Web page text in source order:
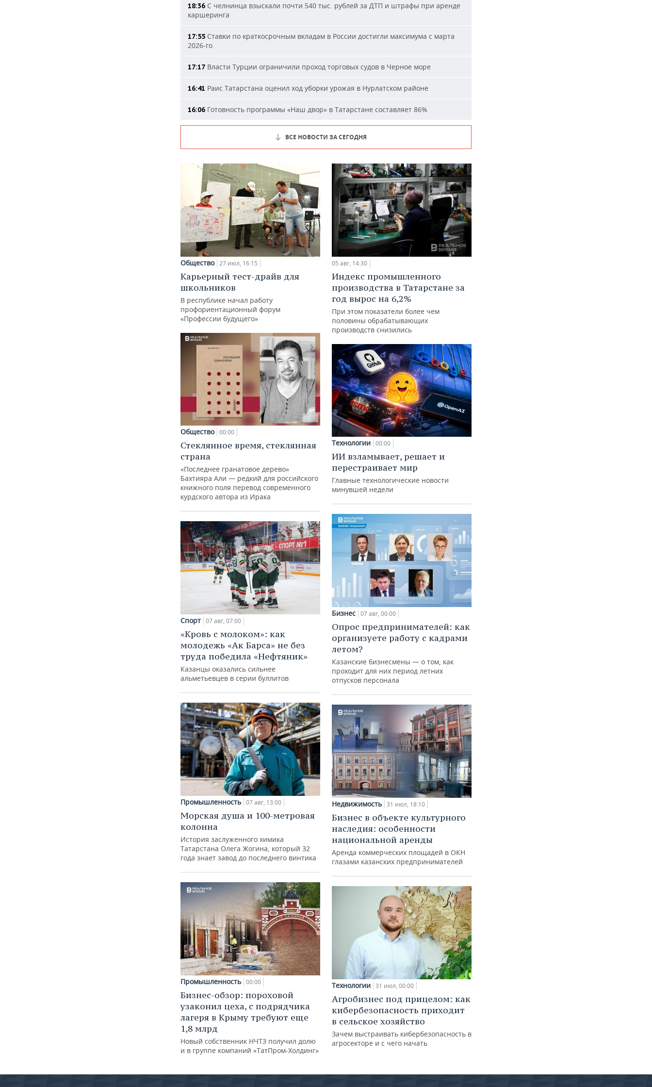
18:36 С челнинца взыскали почти 540 тыс. рублей за ДТП и штрафы при аренде
каршеринга
17:55 Ставки по краткосрочным вкладам в России достигли максимума с марта
2026-го
17:17 Власти Турции ограничили проход торговых судов в Черное море
16:41 Раис Татарстана оценил ход уборки урожая в Нурлатском районе
16:06 Готовность программы «Наш двор» в Татарстане составляет 86%
ВСЕ НОВОСТИ ЗА СЕГОДНЯ
Общество 27 июл, 16:15
Карьерный тест-драйв для
школьников
В республике начал работу
профориентационный форум
«Профессии будущего»
Общество 00:00
Стеклянное время, стеклянная
страна
«Последнее гранатовое дерево»
Бахтияра Али — редкий для российского
книжного поля перевод современного
курдского автора из Ирака
Спорт 07 авг, 07:00
«Кровь с молоком»: как
молодежь «Ак Барса» не без
труда победила «Нефтяник»
Казанцы оказались сильнее
альметьевцев в серии буллитов
Промышленность 07 авг, 13:00
Морская душа и 100-метровая
колонна
История заслуженного химика
Татарстана Олега Жогина, который 32
года знает завод до последнего винтика
Промышленность 00:00
Бизнес-обзор: пороховой
узаконил цеха, с подрядчика
лагеря в Крыму требуют еще
1,8 млрд
Новый собственник НЧТЗ получил долю
и в группе компаний «ТатПром-Холдинг»
05 авг, 14:30
Индекс промышленного
производства в Татарстане за
год вырос на 6,2%
При этом показатели более чем
половины обрабатывающих
производств снизились
Технологии 00:00
ИИ взламывает, решает и
перестраивает мир
Главные технологические новости
минувшей недели
Бизнес 07 авг, 00:00
Опрос предпринимателей: как
организуете работу с кадрами
летом?
Казанские бизнесмены — о том, как
проходит для них период летних
отпусков персонала
Недвижимость 31 июл, 18:10
Бизнес в объекте культурного
наследия: особенности
национальной аренды
Аренда коммерческих площадей в ОКН
глазами казанских предпринимателей
Технологии 31 июл, 00:00
Агробизнес под прицелом: как
кибербезопасность приходит
в сельское хозяйство
Зачем выстраивать кибербезопасность в
агросекторе и с чего начать